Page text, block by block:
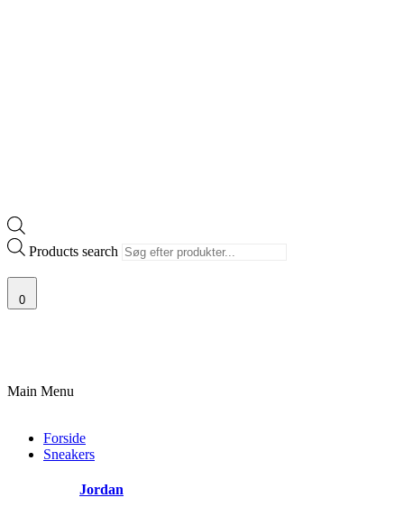
Products search
0
Main Menu
Forside
Sneakers
Jordan